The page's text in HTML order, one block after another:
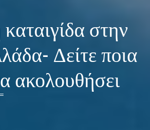
στην
Δείτε ποια
ακολουθήσει